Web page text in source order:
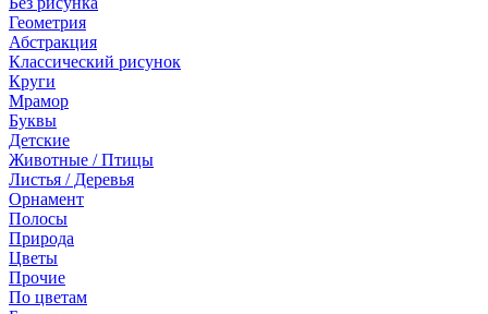
Геометрия
Абстракция
Классический рисунок
Круги
Мрамор
Буквы
Детские
Животные / Птицы
Листья / Деревья
Орнамент
Полосы
Природа
Цветы
Прочие
По цветам